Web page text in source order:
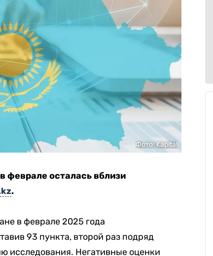
Фото: Kapital
феврале осталась вблизи
.
в феврале 2025 года
93 пункта, второй раз подряд
исследования. Негативные оценки